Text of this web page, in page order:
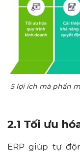
5 lợi ích mà phần
2.1 Tối ưu
ERP giúp tự